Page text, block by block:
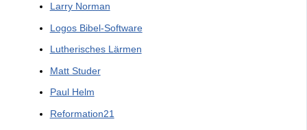
Larry Norman
Logos Bibel-Software
Lutherisches Lärmen
Matt Studer
Paul Helm
Reformation21